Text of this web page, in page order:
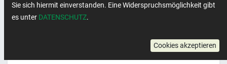
Weitere Informationen
Sie sich hiermit einverstanden. Eine Widerspruchsmöglichkeit gibt
es unter DATENSCHUTZ.
Cookies akzeptieren